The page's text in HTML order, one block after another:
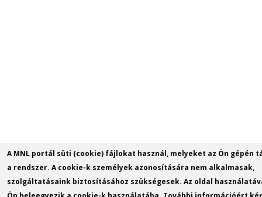
A MNL portál süti (cookie) fájlokat használ, melyeket az Ön gépén
a rendszer. A cookie-k személyek azonosítására nem alkalmasak,
szolgáltatásaink biztosításához szükségesek. Az oldal